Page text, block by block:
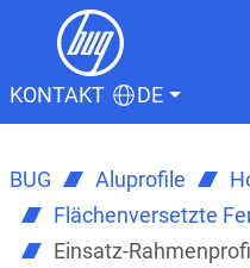
KONTAKT DE
BUG Aluprofile
Flächenversetzte
Einsatz-